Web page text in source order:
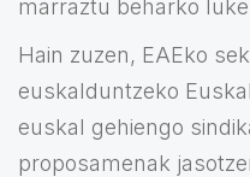
marraztu beharko
Hain zuzen, EAEko
euskalduntzeko
euskal gehiengo
proposamenak